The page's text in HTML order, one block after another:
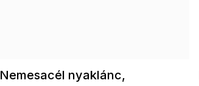
Nemesacél nyaklánc,